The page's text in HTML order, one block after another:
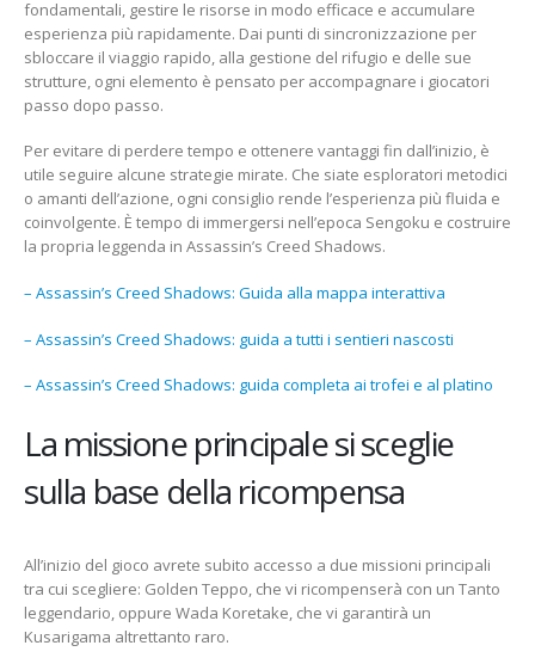
fondamentali, gestire le risorse in modo efficace e accumulare
esperienza più rapidamente. Dai punti di sincronizzazione per
sbloccare il viaggio rapido, alla gestione del rifugio e delle sue
strutture, ogni elemento è pensato per accompagnare i giocatori
passo dopo passo.
Per evitare di perdere tempo e ottenere vantaggi fin dall’inizio, è
utile seguire alcune strategie mirate. Che siate esploratori metodici
o amanti dell’azione, ogni consiglio rende l’esperienza più fluida e
coinvolgente. È tempo di immergersi nell’epoca Sengoku e costruire
la propria leggenda in Assassin’s Creed Shadows.
– Assassin’s Creed Shadows: Guida alla mappa interattiva
– Assassin’s Creed Shadows: guida a tutti i sentieri nascosti
– Assassin’s Creed Shadows: guida completa ai trofei e al platino
La missione principale si sceglie
sulla base della ricompensa
All’inizio del gioco avrete subito accesso a due missioni principali
tra cui scegliere: Golden Teppo, che vi ricompenserà con un Tanto
leggendario, oppure Wada Koretake, che vi garantirà un
Kusarigama altrettanto raro.